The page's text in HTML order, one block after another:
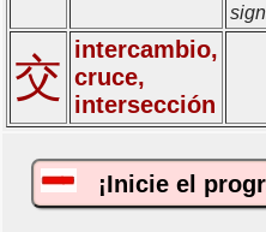
交
intercambio,
cruce,
intersección
¡Inicie el